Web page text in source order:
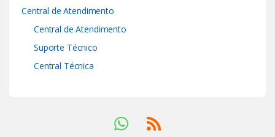
Central de Atendimento
Central de Atendimento
Suporte Técnico
Central Técnica